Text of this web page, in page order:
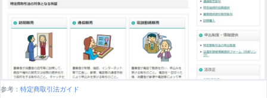
参考： 特定商取引法ガイド